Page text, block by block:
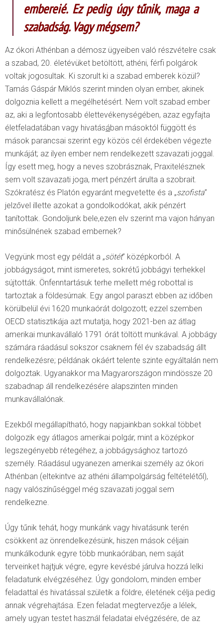
embereié. Ez pedig úgy tűnik,maga a
szabadság. Vagy mégsem?
Az ókori Athénban a démosz ügyeiben való részvételre csak
a szabad, 20. életévüket betöltött, athéni, férfi polgárok
voltak jogosultak. Ki szorult ki a szabad emberek közül?
Tamás Gáspár Miklós szerint minden olyan ember, akinek
dolgoznia kellett a megélhetésért. Nem volt szabad ember
az, aki a legfontosabb élettevékenységében, azaz egyfajta
életfeladatában vagy hivatásában másoktól függött és
mások parancsai szerint egy közös cél érdekében végezte
munkáját; az ilyen ember nem rendelkezett szavazati joggal.
Így esett meg, hogy a neves szobrásznak, Praxitelésznek
sem volt szavazati joga, mert pénzért árulta a szobrait.
Szókratész és Platón egyaránt megvetette és a „szofista”
jelzővel illette azokat a gondolkodókat, akik pénzért
tanítottak. Gondoljunk bele,ezen elv szerint ma vajon hányan
minősülnének szabad embernek?
Vegyünk most egy példát a „sötét” középkorból. A
jobbágyságot, mint ismeretes, sokrétű jobbágyi terhekkel
sújtották. Önfenntartásuk terhe mellett még robottal is
tartoztak a földesúrnak. Egy angol paraszt ebben az időben
körülbelül évi 1620 munkaórát dolgozott; ezzel szemben
OECD statisztikája azt mutatja, hogy 2021-ben az átlag
amerikai munkavállaló 1791 órát töltött munkával. A jobbágy
számára ráadásul sokszor csaknem fél év szabadság állt
rendelkezésre; példának okáért telente szinte egyáltalán nem
dolgoztak. Ugyanakkor ma Magyarországon mindössze 20
szabadnap áll rendelkezésére alapszinten minden
munkavállalónak.
Ezekből megállapítható, hogy napjainkban sokkal többet
dolgozik egy átlagos amerikai polgár, mint a középkor
legszegényebb rétegéhez, a jobbágysághoz tartozó
személy. Ráadásul ugyanezen amerikai személy az ókori
Athénban (eltekintve az athéni állampolgárság feltételétől),
nagy valószínűséggel még szavazati joggal sem
rendelkezne.
Úgy tűnik tehát, hogy munkánk vagy hivatásunk terén
csökkent az önrendelkezésünk, hiszen mások céljain
munkálkodunk egyre több munkaórában, nem saját
terveinket hajtjuk végre, egyre kevésbé járulva hozzá lelki
feladatunk elvégzéséhez. Úgy gondolom, minden ember
feladattal és hivatással születik a földre, életének célja pedig
annak végrehajtása. Ezen feladat megtervezője a lélek,
amely ugyan testet használ feladatai elvégzésére, de az